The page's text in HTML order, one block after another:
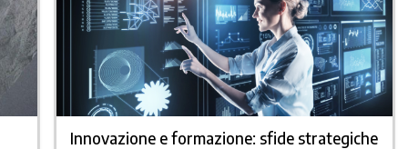
Innovazione e formazione: sfide strategiche